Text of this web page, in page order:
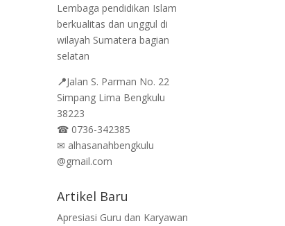
Lembaga pendidikan Islam
berkualitas dan unggul di
wilayah Sumatera bagian
selatan
📍Jalan S. Parman No. 22
Simpang Lima Bengkulu
38223
☎ 0736-342385
✉ alhasanahbengkulu
@gmail.com
Artikel Baru
Apresiasi Guru dan Karyawan